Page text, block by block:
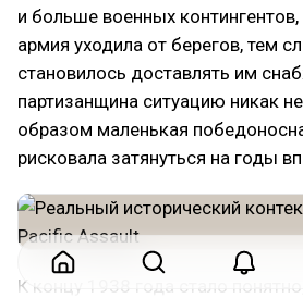
и больше военных
армия уходила от берегов, тем
становилось доставлять им
партизанщина ситуацию никак
образом маленькая
рисковала затянуться на годы
К концу 1938 года стало